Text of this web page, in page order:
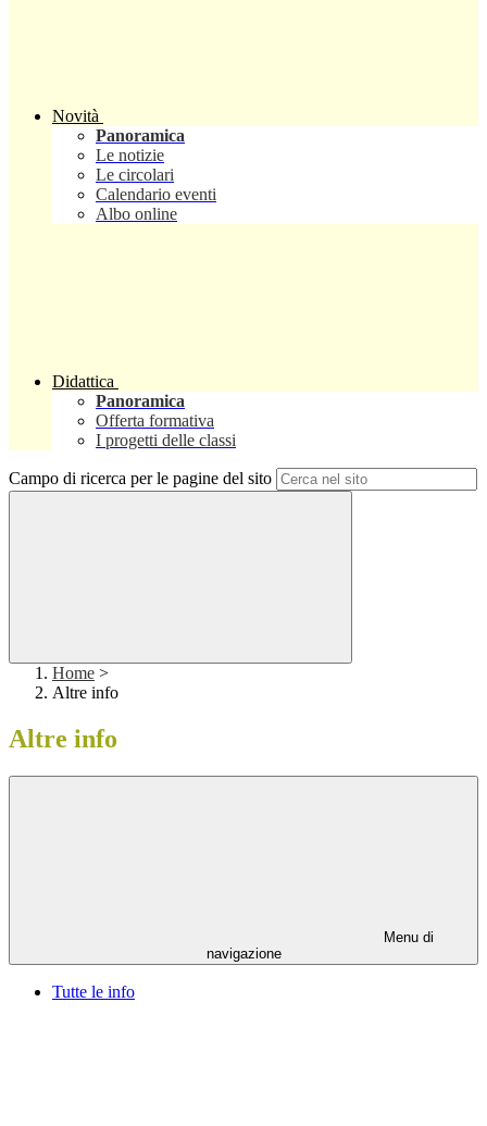
Novità
Panoramica
Le notizie
Le circolari
Calendario eventi
Albo online
Didattica
Panoramica
Offerta formativa
I progetti delle classi
Campo di ricerca per le pagine del sito
Home >
Altre info
Altre info
Menu di
navigazione
Tutte le info